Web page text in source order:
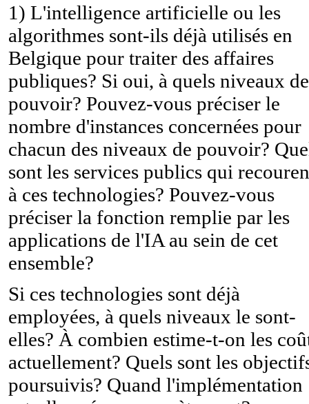
1) L'intelligence artificielle ou les
algorithmes sont-ils déjà utilisés en
Belgique pour traiter des affaires
publiques? Si oui, à quels niveaux de
pouvoir? Pouvez-vous préciser le
nombre d'instances concernées pour
chacun des niveaux de pouvoir?
sont les services publics qui
à ces technologies? Pouvez-vous
préciser la fonction remplie par les
applications de l'IA au sein de cet
ensemble?
Si ces technologies sont déjà
employées, à quels niveaux le sont-
elles? À combien estime-t-on les
actuellement? Quels sont les
poursuivis? Quand l'implémentation